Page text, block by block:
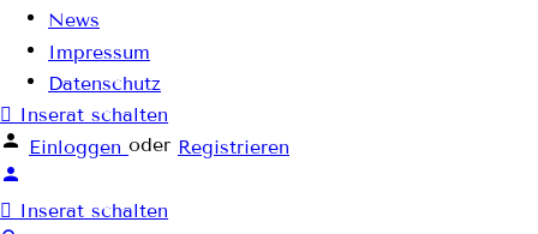
News
Impressum
Datenschutz
Inserat schalten
Einloggen oder Registrieren
Inserat schalten